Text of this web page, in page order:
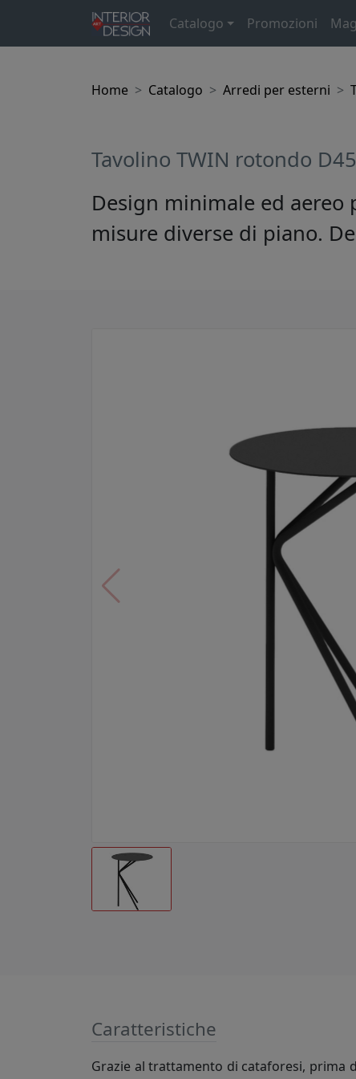
Catalogo Promozioni
Home Catalogo Arredi per esterni
Tavolino TWIN rotondo
Design minimale ed
misure diverse di piano.
Caratteristiche
Grazie al trattamento di cataforesi, prima